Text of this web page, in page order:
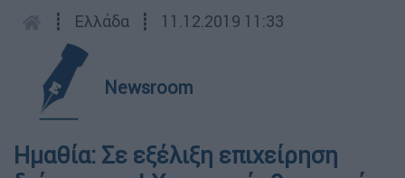
┋ Ελλάδα ┋ 11.12.2019 11:33
Newsroom
Ημαθία: Σε εξέλιξη επιχείρηση